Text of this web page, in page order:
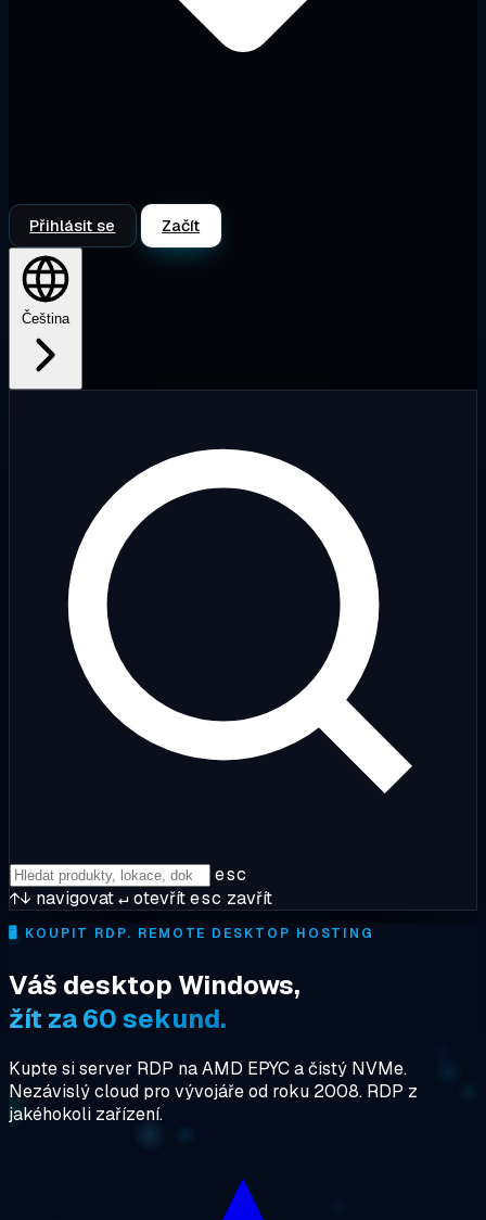
Přihlásit se Začít
Čeština
esc
↑↓ navigovat↵otevřítesc zavřít
🖥️ KOUPIT RDP. REMOTE DESKTOP HOSTING
Váš desktop Windows,
žít za 60 sekund.
Kupte si server RDP na AMD EPYC a čistý NVMe.
Nezávislý cloud pro vývojáře od roku 2008. RDP z
jakéhokoli zařízení.